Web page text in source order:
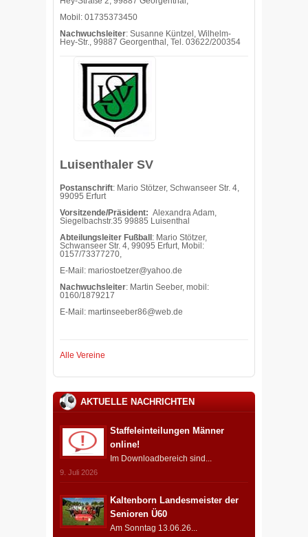
Mobil: 01735373450
Nachwuchsleiter: Susanne Küntzel, Wilhelm-
Hey-Str., 99887 Georgenthal, Tel. 03622/200354
Luisenthaler SV
Postanschrift: Mario Stötzer, Schwanseer Str. 4,
99095 Erfurt
Vorsitzende/Präsident: Alexandra Adam,
Siegelbachstr.35 99885 Luisenthal
Abteilungsleiter Fußball : Mario Stötzer,
Schwanseer Str. 4, 99095 Erfurt, Mobil:
0157/73377270,
E-Mail: mariostoetzer@yahoo.de
Nachwuchsleiter: Martin Seeber, mobil:
0160/1879217
E-Mail: martinseeber86@web.de
Alle Vereine
AKTUELLE NACHRICHTEN
Staffeleinteilungen Männer
online!
Im Downloadbereich sind...
9. Juli 2026
Kaltenborn Landesmeister der
Senioren Ü60
Am Sonntag 13.06.26...